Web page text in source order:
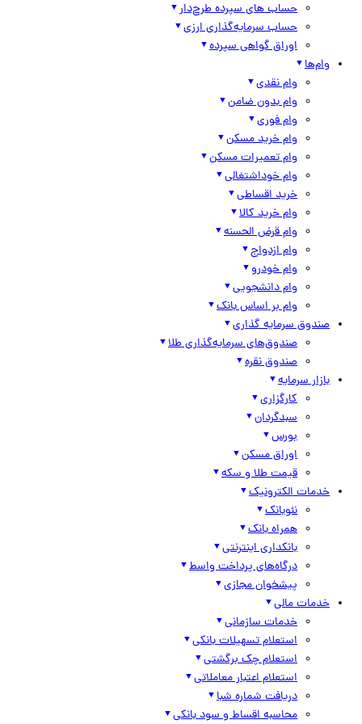
حساب های سپرده طرح‌دار
حساب سرمایه‌گذاری ارزی
اوراق گواهی سپرده
وام‌ها
وام نقدی
وام بدون ضامن
وام فوری
وام خرید مسکن
وام تعمیرات مسکن
وام خوداشتغالی
خرید اقساطی
وام خرید کالا
وام قرض الحسنه
وام ازدواج
وام خودرو
وام دانشجویی
وام بر اساس بانک
صندوق سرمایه گذاری
صندوق‌های سرمایه‌گذاری طلا
صندوق نقره
بازار سرمایه
کارگزاری
سبدگردان
بورس
اوراق مسکن
قیمت طلا و سکه
خدمات الکترونیک
نئوبانک
همراه بانک
بانکداری اینترنتی
درگاه‌های پرداخت واسط
پیشخوان مجازی
خدمات مالی
خدمات سازمانی
استعلام تسهیلات بانکی
استعلام چک برگشتی
استعلام اعتبار معاملاتی
دریافت شماره شبا
محاسبه اقساط و سود بانکی